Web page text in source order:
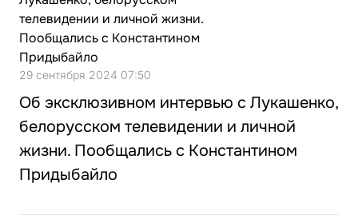
29 сентября 2024 07:50
Об эксклюзивном интервью с Лукашенко,
белорусском телевидении и личной
жизни. Пообщались с Константином
Придыбайло